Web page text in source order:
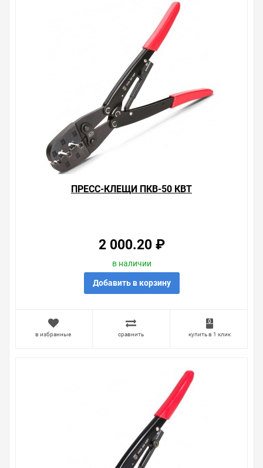
объезжать магазины, тратить время, выбирать из
того, что предлагают, а не покупать то, что нужно, что
Брак – это исключение в нашем ассортименте. Если он
выявлен, то возврат товара осуществляется в
соответствии с Законом Российской Федерации «О
защите прав потребителя». Это не значит, что нужно
тратить много времени на решение проблемы.
Правила, согласно которым урегулируется проблема,
очень простые. Мы просто заменяем некачественный
товар на то, который соответствует ожиданиям, или
возвращаем деньги.
Наличие K3 Пресс-клещи для втулочных наконечников
(0,5-16 мм2, вдавливание) на складе уточняйте у
тому, что мы продаем, узнать преимущества
посоветовать, рассказать подробно о товарах из
нашего ассортимента.
Свяжитесь с нами любым способом, который для вас
наиболее удобен. С удовольствием ответим на все
ПРЕСС-КЛЕЩИ ПКВ-50 КВТ
2 000.20 ₽
в наличии
Добавить в корзину
в избранные сравнить купить в 1 клик